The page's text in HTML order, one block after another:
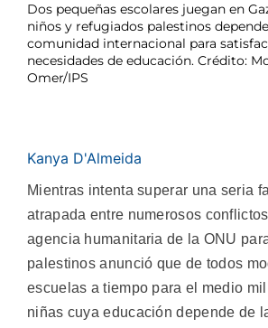
Dos pequeñas escolares juegan en
niños y refugiados palestinos
comunidad internacional para
necesidades de educación. Crédito:
Omer/IPS
Kanya D'Almeida
Mientras intenta superar una seria
atrapada entre numerosos
agencia humanitaria de la ONU
palestinos anunció que de todos
escuelas a tiempo para el medio
niñas cuya educación depende de